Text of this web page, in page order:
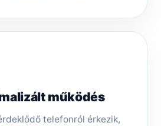
működés
telefonról érkezik,